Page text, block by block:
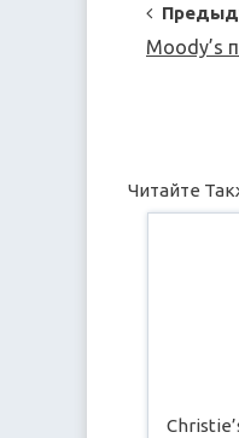
Post
Moody’s
Читайте